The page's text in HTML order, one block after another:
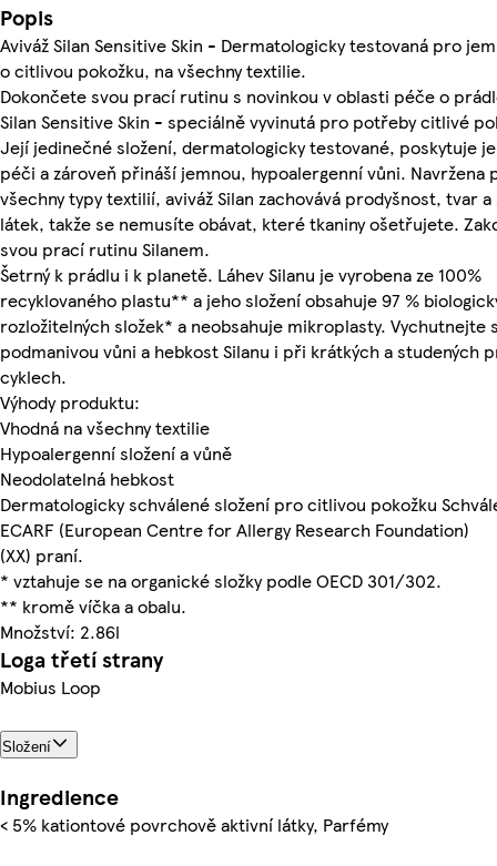
Popis
Aviváž Silan Sensitive Skin - Dermatologicky testovaná pro
o citlivou pokožku, na všechny textilie.
Dokončete svou prací rutinu s novinkou v oblasti péče o
Silan Sensitive Skin - speciálně vyvinutá pro potřeby citlivé
Její jedinečné složení, dermatologicky testované, poskytuje
péči a zároveň přináší jemnou, hypoalergenní vůni. Navržena
všechny typy textilií, aviváž Silan zachovává prodyšnost, tvar
látek, takže se nemusíte obávat, které tkaniny ošetřujete.
svou prací rutinu Silanem.
Šetrný k prádlu i k planetě. Láhev Silanu je vyrobena ze 100%
recyklovaného plastu** a jeho složení obsahuje 97 %
rozložitelných složek* a neobsahuje mikroplasty. Vychutnejte
podmanivou vůni a hebkost Silanu i při krátkých a studených
cyklech.
Výhody produktu:
Vhodná na všechny textilie
Hypoalergenní složení a vůně
Neodolatelná hebkost
Dermatologicky schválené složení pro citlivou pokožku
ECARF (European Centre for Allergy Research Foundation)
(XX) praní.
* vztahuje se na organické složky podle OECD 301/302.
** kromě víčka a obalu.
Množství: 2.86l
Loga třetí strany
Mobius Loop
Složení
Ingredience
< 5% kationtové povrchově aktivní látky, Parfémy